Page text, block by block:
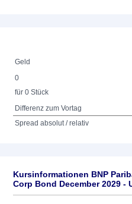
Geld
0
für 0 Stück
Differenz zum Vortag
Spread absolut / relativ
Kursinformationen BNP
Corp Bond December 2029 -